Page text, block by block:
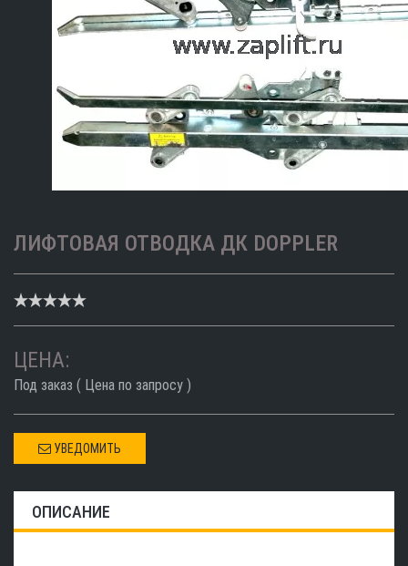
ЛИФТОВАЯ ОТВОДКА ДК DOPPLER
ЦЕНА:
Под заказ ( Цена по запросу )
УВЕДОМИТЬ
ОПИСАНИЕ